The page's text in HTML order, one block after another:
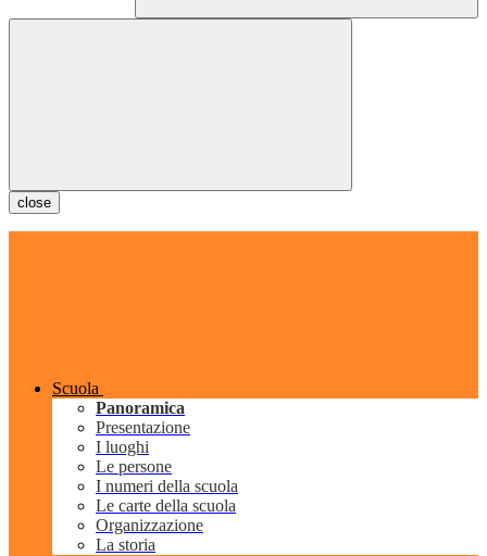
close
Scuola
Panoramica
Presentazione
I luoghi
Le persone
I numeri della scuola
Le carte della scuola
Organizzazione
La storia